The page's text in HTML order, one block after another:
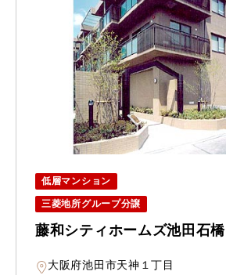
低層マンション
三菱地所グループ分譲
藤和シティホームズ池田石橋
大阪府池田市天神１丁目